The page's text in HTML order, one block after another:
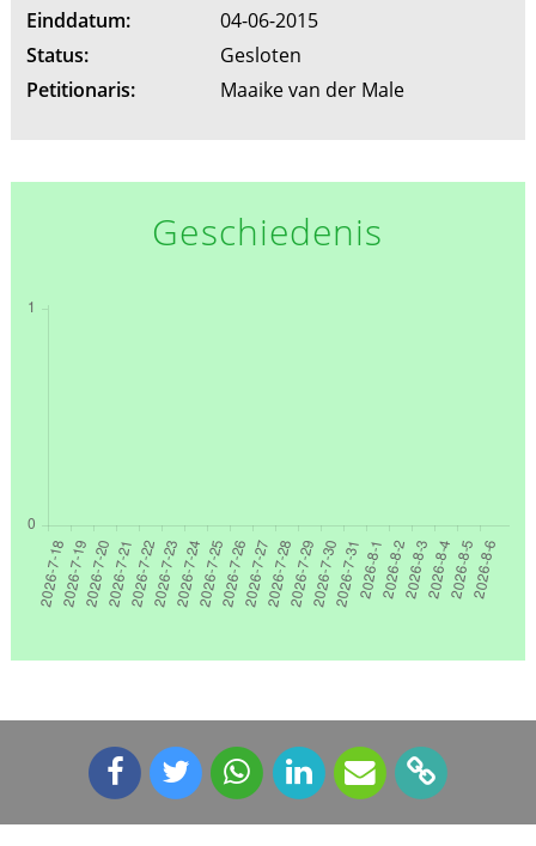
Einddatum:
04-06-2015
Status:
Gesloten
Petitionaris:
Maaike van der Male
Geschiedenis